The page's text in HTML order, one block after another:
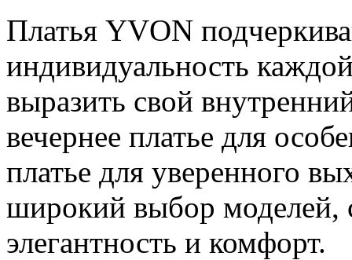
Платья YVON
индивидуальность
выразить свой
вечернее платье для
платье для уверенного
широкий выбор моделей,
элегантность и комфорт.